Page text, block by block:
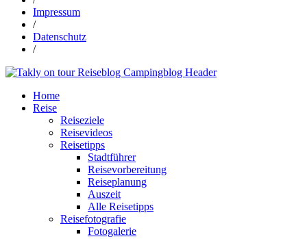
Impressum
/
Datenschutz
/
Home
Reise
Reiseziele
Reisevideos
Reisetipps
Stadtführer
Reisevorbereitung
Reiseplanung
Auszeit
Alle Reisetipps
Reisefotografie
Fotogalerie